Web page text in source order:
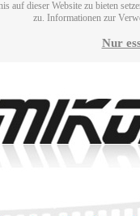
auf dieser Website zu bieten
zu. Informationen zur
Nur